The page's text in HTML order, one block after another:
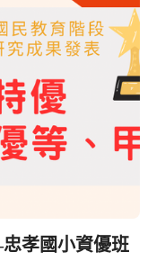
孝國小資優班